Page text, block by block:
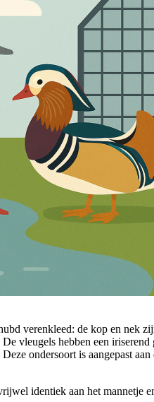
verenkleed: de kop en nek
vleugels hebben een
ondersoort is aangepast
identiek aan het mannetje